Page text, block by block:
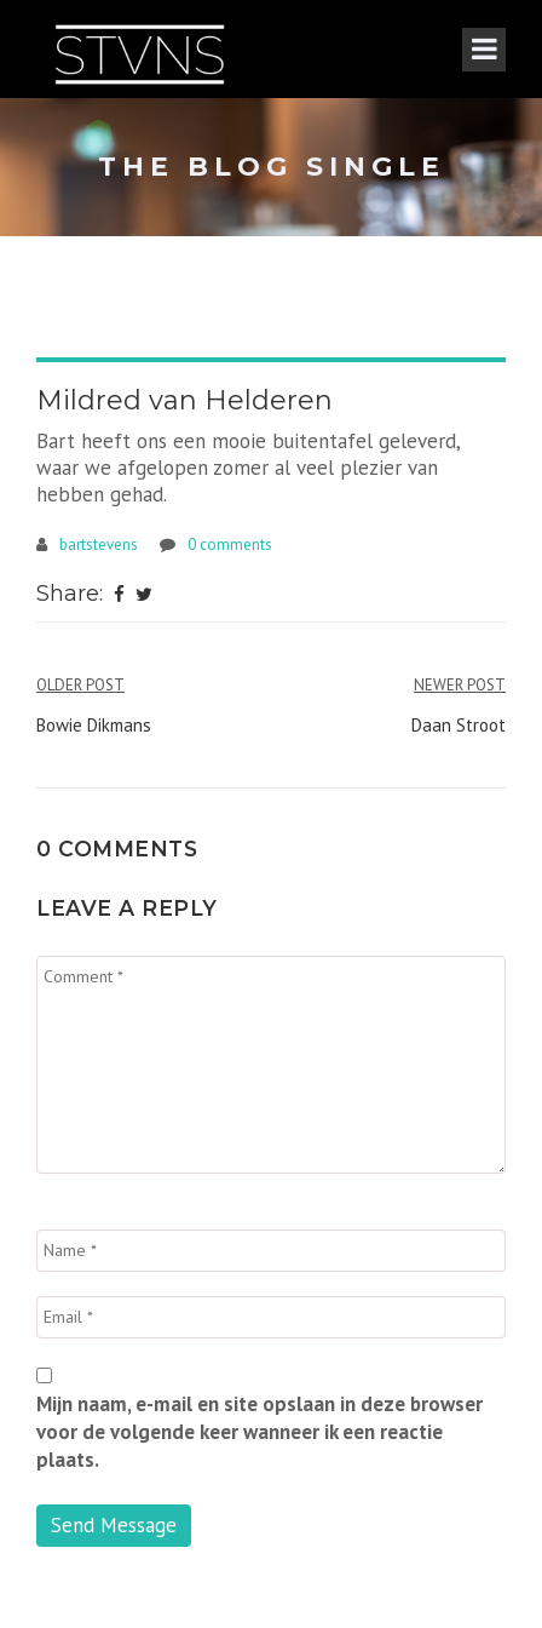
THE BLOG SINGLE
Mildred van Helderen
Bart heeft ons een mooie buitentafel geleverd,
waar we afgelopen zomer al veel plezier van
hebben gehad.
bartstevens 0 comments
Share:
Bericht
navigatie
OLDER POST
Bowie Dikmans
NEWER POST
Daan Stroot
0 COMMENTS
LEAVE A REPLY
Mijn naam, e-mail en site opslaan in deze browser
voor de volgende keer wanneer ik een reactie
plaats.